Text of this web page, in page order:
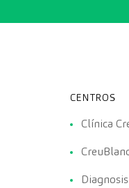
CENTROS
Clínica